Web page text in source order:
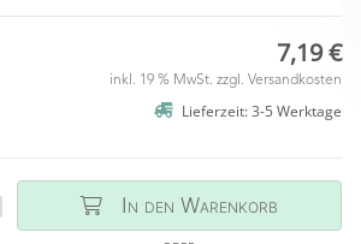
7,19 €
inkl. 19 % MwSt. zzgl. Versandkosten
Lieferzeit: 3-5 Werktage
In den Warenkorb